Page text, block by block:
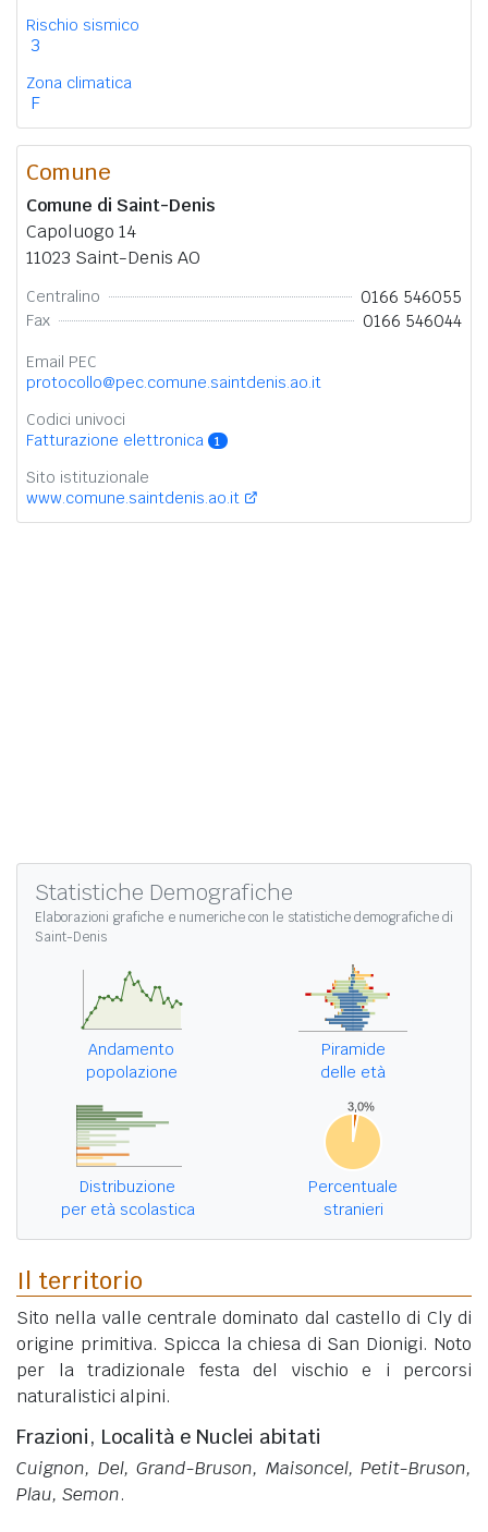
Rischio sismico
3
Zona climatica
F
Comune
Comune di Saint-Denis
Capoluogo 14
11023 Saint-Denis AO
Centralino 0166 546055
Fax 0166 546044
Email PEC
protocollo@pec.comune.saintdenis.ao.it
Codici univoci
Fatturazione elettronica
1
Sito istituzionale
www.comune.saintdenis.ao.it
Statistiche Demografiche
Elaborazioni grafiche e numeriche con le statistiche demografiche di
Saint-Denis
Andamento
popolazione
Piramide
delle età
Distribuzione
per età scolastica
Percentuale
stranieri
Il territorio
Sito nella valle centrale dominato dal castello di Cly di
origine primitiva. Spicca la chiesa di San Dionigi. Noto
per la tradizionale festa del vischio e i percorsi
naturalistici alpini.
Frazioni, Località e Nuclei abitati
Cuignon, Del, Grand-Bruson, Maisoncel, Petit-Bruson,
Plau, Semon.